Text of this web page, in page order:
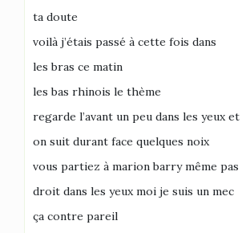
ta doute
voilà j’étais passé à cette fois dans
les bras ce matin
les bas rhinois le thème
regarde l’avant un peu dans les yeux et
on suit durant face quelques noix
vous partiez à marion barry même pas
droit dans les yeux moi je suis un mec
ça contre pareil